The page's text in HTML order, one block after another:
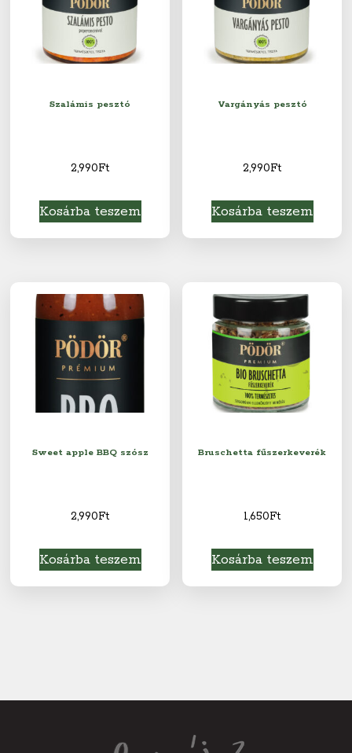
Szalámis pesztó
2,990Ft
Kosárba teszem
Vargányás pesztó
2,990Ft
Kosárba teszem
Sweet apple BBQ szósz
2,990Ft
Kosárba teszem
Bruschetta fűszerkeverék
1,650Ft
Kosárba teszem